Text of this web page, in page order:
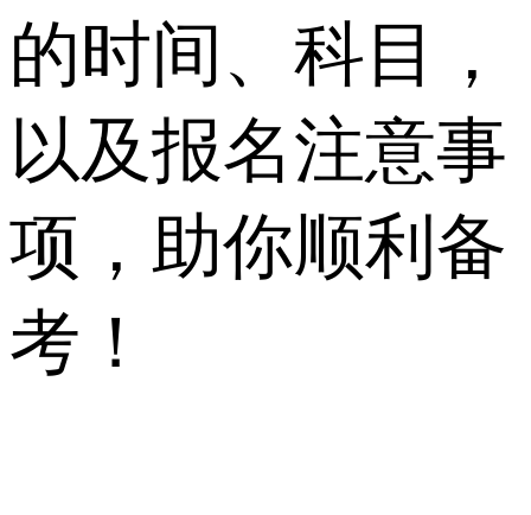
的时间、科目，
以及报名注意事
项，助你顺利备
考！